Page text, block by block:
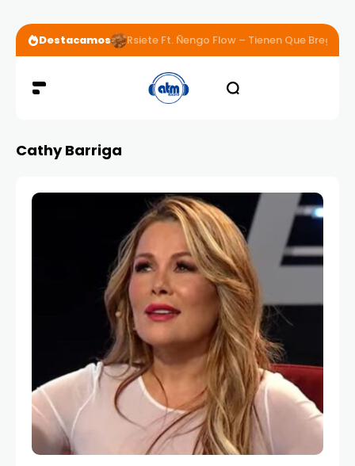
Destacamos Rsiete Ft. Ñengo Flow – Tienen Que Bregar
Cathy Barriga